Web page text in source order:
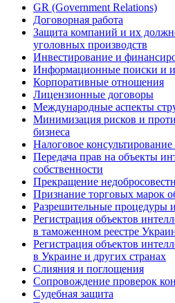
GR (Government Relations)
Договорная работа
Защита компаний и их
уголовных производств
Инвестирование и
Информационные поиски и
Корпоративные отношения
Лицензионные договоры
Международные аспекты
Минимизация рисков и
бизнеса
Налоговое
Передача прав на объекты
собственности
Прекращение
Признание торговых марок
Разрешительные процедуры
Регистрация объектов
в таможенном реестре
Регистрация объектов
в Украине и других странах
Слияния и поглощения
Сопровождение проверок
Судебная защита